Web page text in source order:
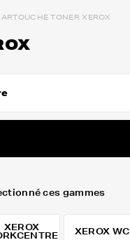
TONER XEROX
ces gammes
XEROX XEROX WC